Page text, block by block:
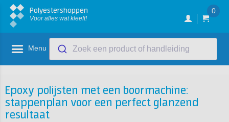
Polyestershoppen
Voor alles wat kleeft!
0
Menu Zoek een product of handleiding
Epoxy polijsten met een boormachine:
stappenplan voor een perfect glanzend
resultaat